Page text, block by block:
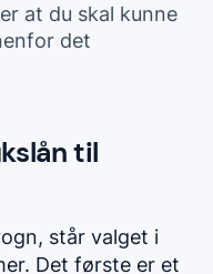
at du skal kunne
det
til
står valget i
Det første er et